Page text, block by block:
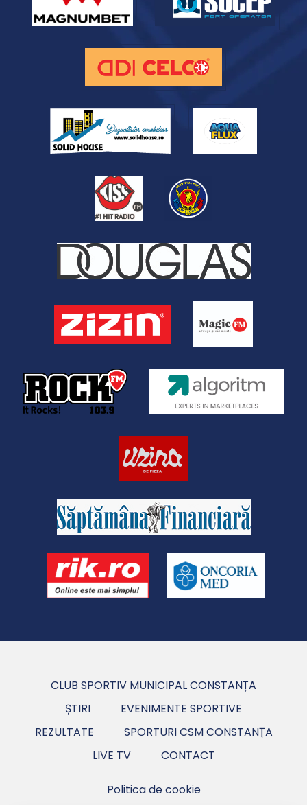
CLUB SPORTIV MUNICIPAL CONSTANȚA
ȘTIRI
EVENIMENTE SPORTIVE
REZULTATE
SPORTURI CSM CONSTANȚA
LIVE TV
CONTACT
Politica de cookie